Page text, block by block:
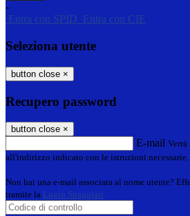
-
Entra con SPID
Entra con CIE
Seleziona utente
button close ×
Recupero password
button close ×
E-mail
all'indirizzo indicato con le istruzioni necessarie.
Non hai una e-mail associata al nome utente?
tramite la Login Spaggiari